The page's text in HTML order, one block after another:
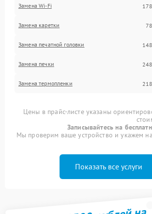
Замена Wi-Fi
Замена каретки
Замена печатной головки
Замена печки
Замена термопленки
Цены в прайс-листе указаны
Записывайтесь на
Мы проверим ваше устройство и укажем
Показать все услуги